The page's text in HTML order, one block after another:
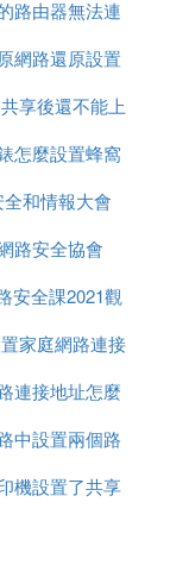
作組內的名
用戶
路由器設置
路由器無法連
網路連接
網路還原設置
享後還不能上
網
怎麼設置蜂窩
電信網路
和情報大會
路安全協會
安全課2021觀
後感
家庭網路連接
連接地址怎麼
器設置密碼
中設置兩個路
由器
機設置了共享